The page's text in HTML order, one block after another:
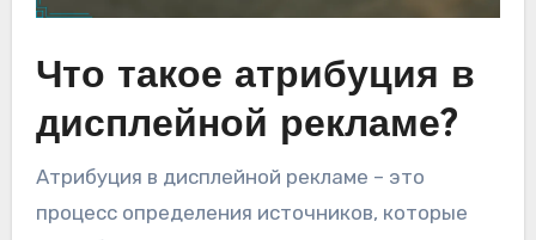
Что такое атрибуция в
дисплейной рекламе?
Атрибуция в дисплейной рекламе – это
процесс определения источников, которые